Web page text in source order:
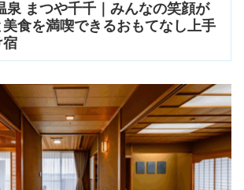
泉 まつや千千｜みんなの笑顔が
食を満喫できるおもてなし上手
宿